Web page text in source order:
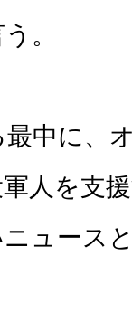
。
中に、
人を支
ュース